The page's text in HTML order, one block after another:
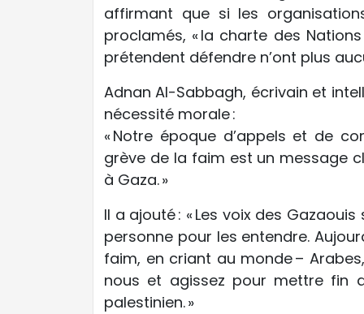
affirmant que si les
proclamés, « la charte des
prétendent défendre n’ont plus
Adnan Al-Sabbagh, écrivain et
nécessité morale :
« Notre époque d’appels et de
grève de la faim est un message
à Gaza. »
Il a ajouté : « Les voix des
personne pour les entendre.
faim, en criant au monde –
nous et agissez pour mettre fin
palestinien. »